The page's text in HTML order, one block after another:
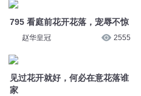
795 看庭前花开花落，宠辱不惊
赵华皇冠 2555
见过花开就好，何必在意花落谁
家